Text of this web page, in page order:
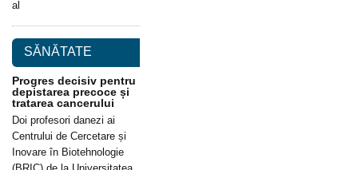
al
SĂNĂTATE
Progres decisiv pentru
depistarea precoce și
tratarea cancerului
Doi profesori danezi ai
Centrului de Cercetare și
Inovare în Biotehnologie